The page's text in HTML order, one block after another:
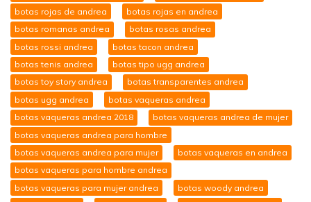
botas rojas de andrea
botas rojas en andrea
botas romanas andrea
botas rosas andrea
botas rossi andrea
botas tacon andrea
botas tenis andrea
botas tipo ugg andrea
botas toy story andrea
botas transparentes andrea
botas ugg andrea
botas vaqueras andrea
botas vaqueras andrea 2018
botas vaqueras andrea de mujer
botas vaqueras andrea para hombre
botas vaqueras andrea para mujer
botas vaqueras en andrea
botas vaqueras para hombre andrea
botas vaqueras para mujer andrea
botas woody andrea